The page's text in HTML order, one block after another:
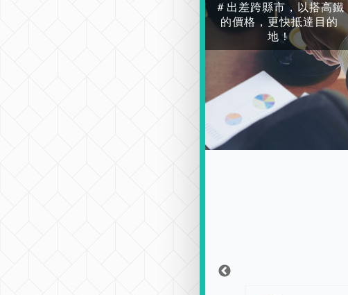
＃出差跨縣市，以搭高鐵
的價格，更快抵達目的
地！